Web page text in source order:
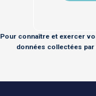
Pour connaître et exercer
données collectées